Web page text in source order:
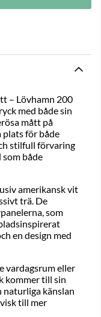
– Lövhamn 200
med både sin
mått på
plats för både
stilfull förvaring
som både
amerikansk vit
trä. De
som
en design med
vardagsrum eller
kommer till sin
naturliga känslan
till mer